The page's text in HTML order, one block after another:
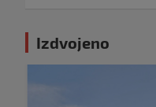
Izdvojeno